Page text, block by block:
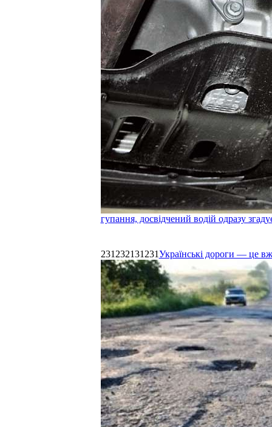
гупання, досвідчений водій одразу
231232131231Українські дороги — це